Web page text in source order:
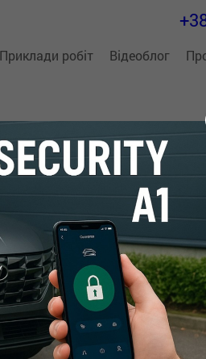
Приклади робіт Відеоблог